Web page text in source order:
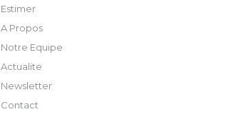
Estimer
A Propos
Notre Equipe
Actualite
Newsletter
Contact